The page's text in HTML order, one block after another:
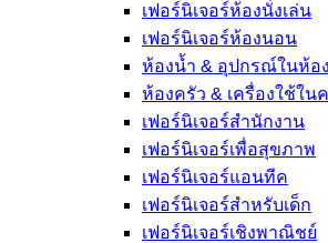
เฟอร์นิเจอร์ห้องนั่งเล่น
เฟอร์นิเจอร์ห้องนอน
ห้องน้ำ & อุปกรณ์ในห้อ
ห้องครัว & เครื่องใช้ใน
เฟอร์นิเจอร์สำนักงาน
เฟอร์นิเจอร์เพื่อสุขภาพ
เฟอร์นิเจอร์แอนทีค
เฟอร์นิเจอร์สำหรับเด็ก
เฟอร์นิเจอร์เชิงพาณิชย์